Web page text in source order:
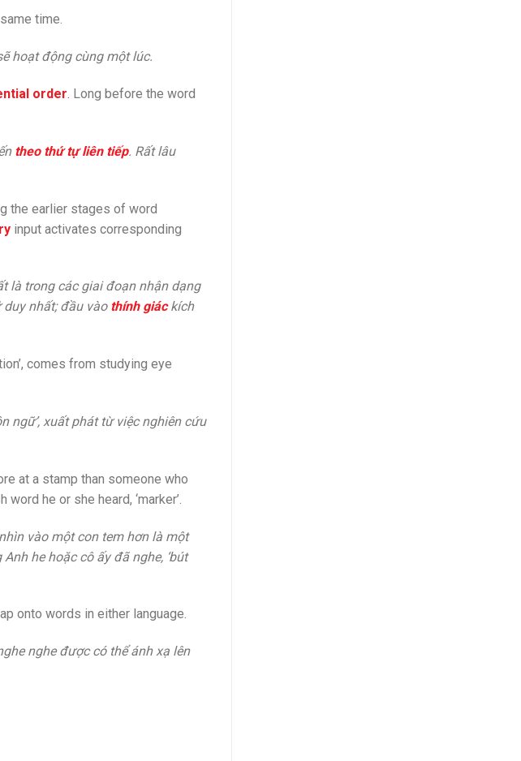
time.
hoạt động cùng một lúc.
order. Long before the word
theo thứ tự liên tiếp. Rất lâu
the earlier stages of word
input activates corresponding
là trong các giai đoạn nhận dạng
nhất; đầu vào thính giáckích
comes from studying eye
ngữ’, xuất phát từ việc nghiên cứu
at a stamp than someone who
he or she heard, ‘marker’.
vào một con tem hơn là một
he hoặc cô ấy đã nghe, ‘bút
onto words in either language.
nghe được có thể ánh xạ lên